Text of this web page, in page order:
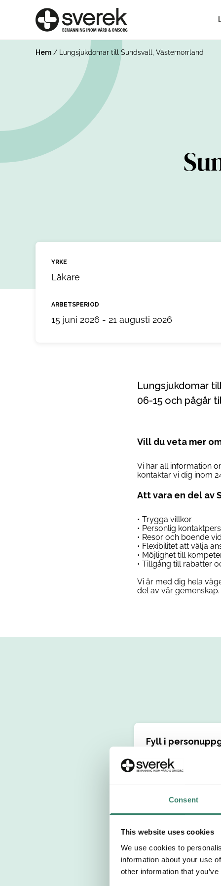
Consent
This website uses cookies
We use cookies to
information about your use
other information that
Hem / Lungsjukdomar till Sundsvall, Västernorrland
YRKE
Läkare
ARBETSPERIOD
15 juni 2026 - 21 augusti 2026
Lungsjukdomar till ett uppdrag i Sundsvall, Västernorrland. Uppdraget startar 2026-
06-15 och pågår
Vill du veta mer
Vi har all information
kontaktar vi dig inom
Att vara en del av
• Trygga villkor
• Personlig
• Resor och boende
• Flexibilitet att välja
• Möjlighet till
• Tillgång till rabatter
Vi är med dig hela
del av vår
Fyll i
Personnummer
Förnamn
Välj yrkesroll
Välj önskat